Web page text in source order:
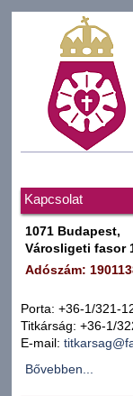
Kapcsolat
1071 Budapest,
Városligeti fasor
Adószám:
Porta: +36-1/321-
Titkárság: +36-1/
E-mail:
Bővebben...